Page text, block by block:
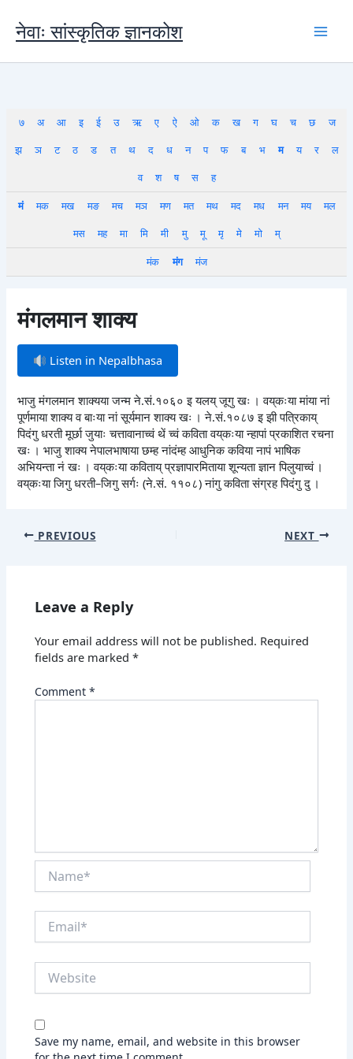
content
नेवाः सांस्कृतिक ज्ञानकोश
७ अ आ इ ई उ ऋ ए ऐ ओ क ख ग घ च छ
ज
झ
ञ ट ठ ड त थ द ध न प फ ब भ म य र
ल
व
श ष स
ह
मं
मक मख मङ मच मञ मण मत मथ मद मध मन मय
मल
मस
मह मा मि मी मु मू मृ मे मो
म्
मंक
मंग मंज
मंगलमान शाक्य
Listen in Nepalbhasa
भाजु मंगलमान शाक्यया जन्म ने.सं.१०६० इ यलय् जूगु खः । वय्‌कःया मांया नां
पूर्णमाया शाक्य व बाःया नां सूर्यमान शाक्य खः । ने.सं.१०८७ इ झी पत्रिकाय्
पिदंगु धरती मूर्छा जुयाः चत्तावानाच्वं थें च्वं कविता वय्‌कःया न्हापां प्रकाशित रचना
खः । भाजु शाक्य नेपालभाषाया छम्ह नांदंम्ह आधुनिक कविया नापं भाषिक
अभियन्ता नं खः । वय्‌कःया कविताय् प्रज्ञापारमिताया शून्यता ज्ञान पिलुयाच्वं ।
वय्‌कःया जिगु धरती–जिगु सर्गः (ने.सं. ११०८) नांगु कविता संग्रह पिदंगु दु ।
PREVIOUS NEXT
Leave a Reply
Your email address will not be published. Required
fields are marked*
Comment*
Save my name, email, and website in this browser